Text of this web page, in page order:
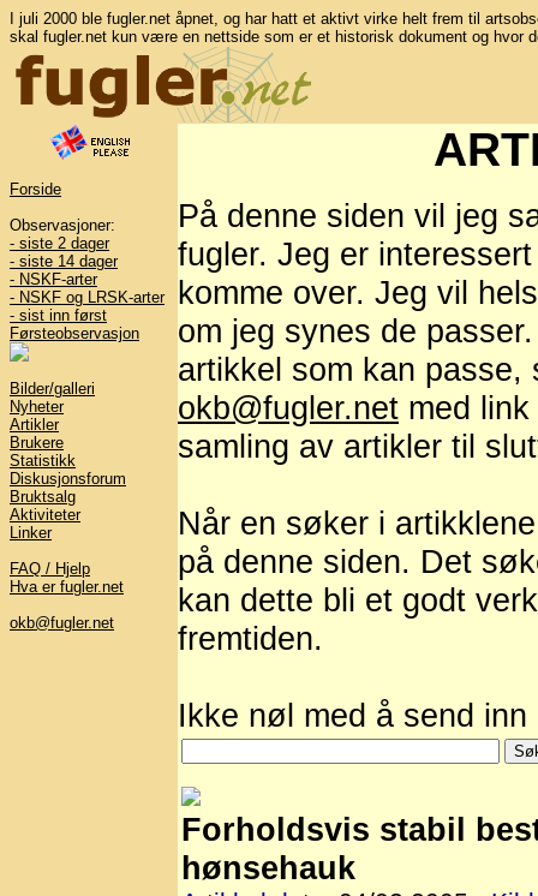
I juli 2000 ble fugler.net åpnet, og har hatt et aktivt virke helt frem til
skal fugler.net kun være en nettside som er et historisk dokument og hvor
Forside
Observasjoner:
- siste 2 dager
- siste 14 dager
- NSKF-arter
- NSKF og LRSK-arter
- sist inn først
Førsteobservasjon
Bilder/galleri
Nyheter
Artikler
Brukere
Statistikk
Diskusjonsforum
Bruktsalg
Aktiviteter
Linker
FAQ / Hjelp
Hva er fugler.net
okb@fugler.net
På denne siden vil jeg
fugler. Jeg er
komme over. Jeg vil
om jeg synes de
artikkel som kan
okb@fugler.net med
samling av artikler til
Når en søker i
på denne siden. Det
kan dette bli et godt
fremtiden.
Ikke nøl med å send
Forholdsvis stabil
hønsehauk